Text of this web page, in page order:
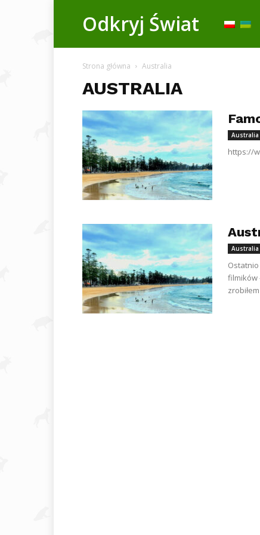
Odkryj Świat Odkryj
Strona główna Australia
AUSTRALIA
Australia
https://
Australia
filmików